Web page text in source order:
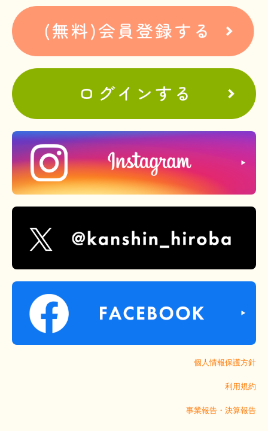
個人情報保護方針
利用規約
事業報告・決算報告